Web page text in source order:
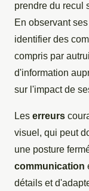
prendre du recul
En observant
identifier des
compris par
d'information
sur l'impact de
Les erreurs
visuel, qui peut
une posture
communication
détails et